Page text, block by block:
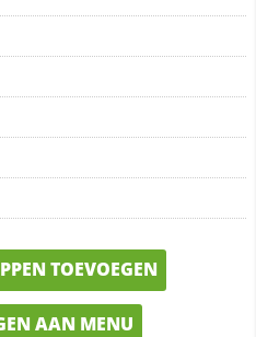
TOEVOEGEN
AAN MENU